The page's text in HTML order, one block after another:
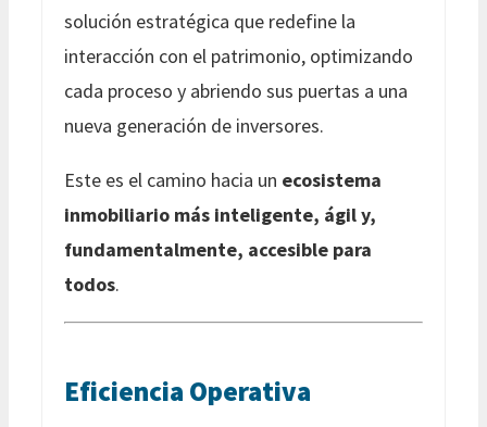
solución estratégica que redefine la
interacción con el patrimonio, optimizando
cada proceso y abriendo sus puertas a una
nueva generación de inversores.
Este es el camino hacia un ecosistema
inmobiliario más inteligente, ágil y,
fundamentalmente, accesible para
todos.
Eficiencia Operativa